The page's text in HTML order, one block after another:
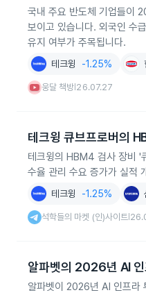
국내 주요 반도체 기업들이
보이고 있습니다. 외국인 수
유지 여부가 주목됩니다.
테크윙 -1.25%
웅달 책방 26.07.27
테크윙 큐브프로버의
테크윙의 HBM4 검사 장비 '
수율 관리 수요 증가가 실적
테크윙 -1.25%
석학들의 마켓 (인)사이트
알파벳의 2026년 AI 인
알파벳이 2026년 AI 인프라